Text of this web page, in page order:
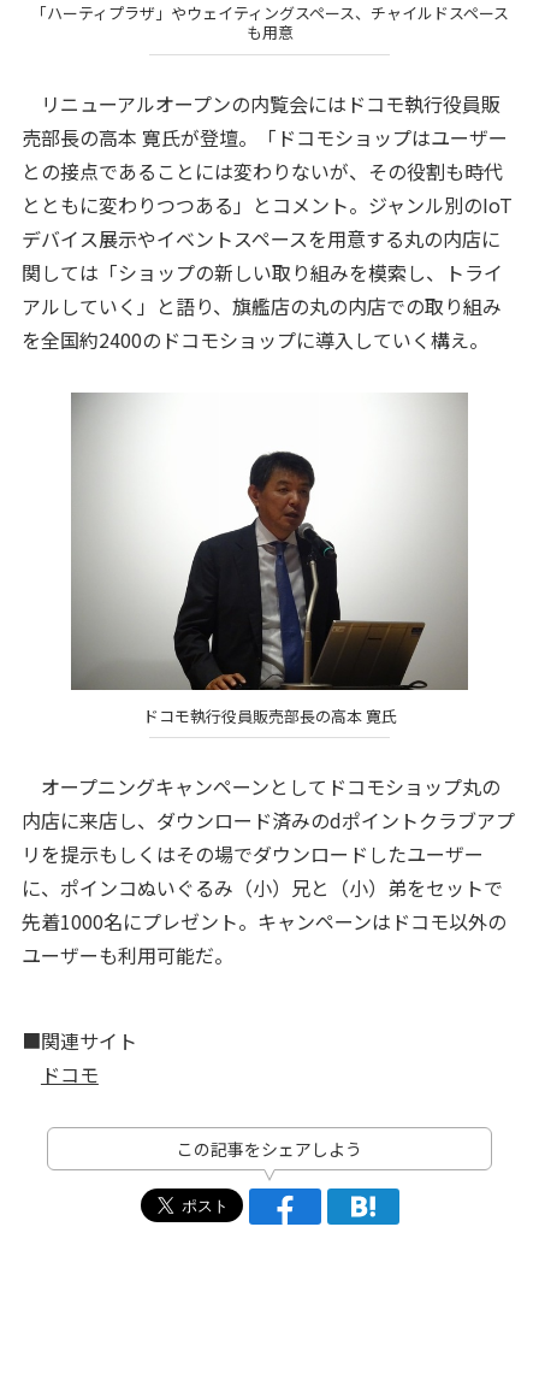
「ハーティプラザ」やウェイティングスペース、チャイルドスペース
も用意
リニューアルオープンの内覧会にはドコモ執行役員販
売部長の高本 寛氏が登壇。「ドコモショップはユーザー
との接点であることには変わりないが、その役割も時代
とともに変わりつつある」とコメント。ジャンル別のIoT
デバイス展示やイベントスペースを用意する丸の内店に
関しては「ショップの新しい取り組みを模索し、トライ
アルしていく」と語り、旗艦店の丸の内店での取り組み
を全国約2400のドコモショップに導入していく構え。
ドコモ執行役員販売部長の高本 寛氏
オープニングキャンペーンとしてドコモショップ丸の
内店に来店し、ダウンロード済みのdポイントクラブアプ
リを提示もしくはその場でダウンロードしたユーザー
に、ポインコぬいぐるみ（小）兄と（小）弟をセットで
先着1000名にプレゼント。キャンペーンはドコモ以外の
ユーザーも利用可能だ。
■関連サイト
ドコモ
この記事をシェアしよう